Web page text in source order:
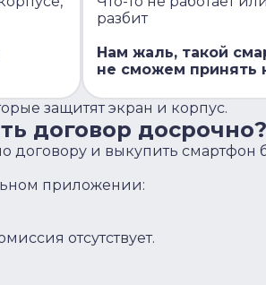
разбит
Нам жаль, такой
не сможем принять
защитят экран и корпус.
договор досрочно?
договору и выкупить смартфон
приложении:
отсутствует.